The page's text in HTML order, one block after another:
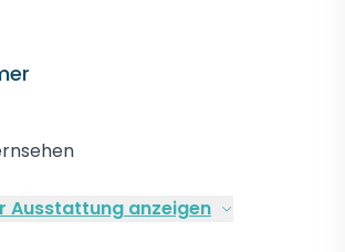
Ausstattung anzeigen